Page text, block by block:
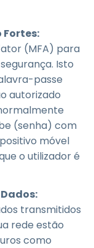
(MFA) para
Isto
passe
autorizado
(senha) com
móvel
o utilizador é
transmitidos
rede estão
como